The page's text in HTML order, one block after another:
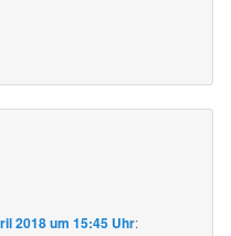
2018 um 15:45 Uhr: